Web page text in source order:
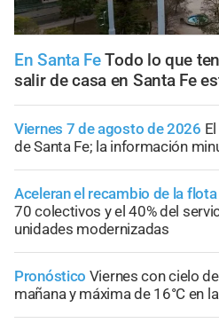
En Santa FeTodo lo que
salir de casa en Santa Fe
Viernes 7 de agosto de 2026
de Santa Fe; la información
Aceleran el recambio de la flota
70 colectivos y el 40% del
unidades modernizadas
Pronóstico Viernes con cielo
mañana y máxima de 16°C en